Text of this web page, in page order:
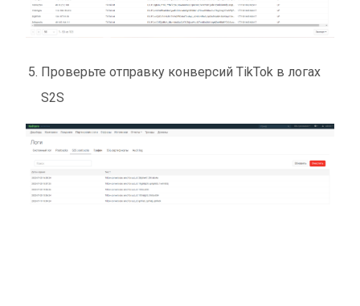
Проверьте отправку конверсий TikTok в логах
S2S